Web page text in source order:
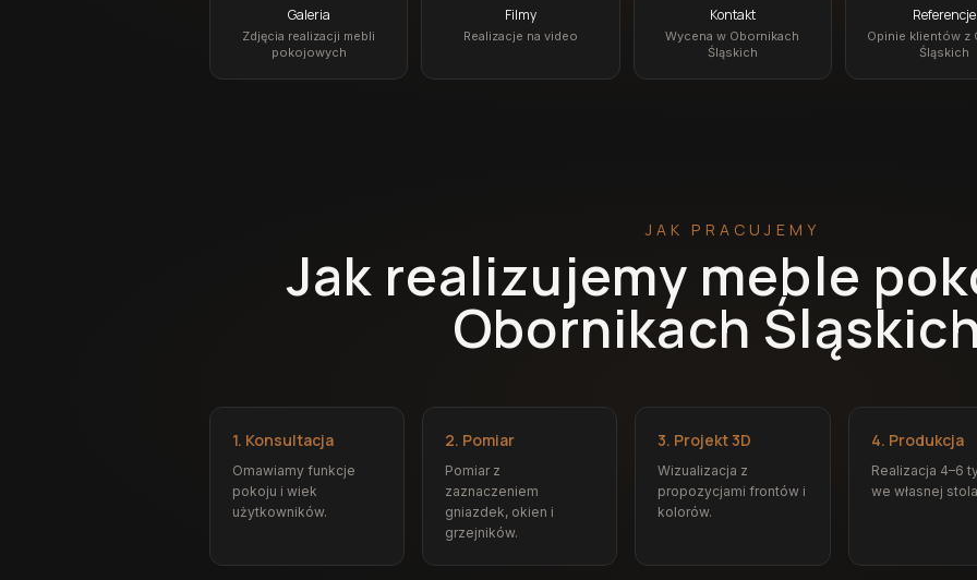
Galeria
Zdjęcia realizacji mebli
pokojowych
Filmy
Realizacje na video
Kontakt
Wycena w Obornikach
Śląskich
Referencje
Opinie klientów z
Śląskich
JAK PRACUJEMY
Jak realizujemy meble
Obornikach
1. Konsultacja
Omawiamy funkcje
pokoju i wiek
użytkowników.
2. Pomiar
Pomiar z
zaznaczeniem
gniazdek, okien i
grzejników.
3. Projekt 3D
Wizualizacja z
propozycjami frontów i
kolorów.
4. Produkcja
Realizacja 4–6
we własnej